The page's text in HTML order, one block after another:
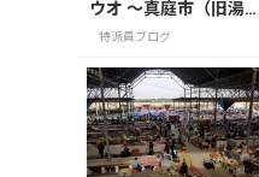
ウオ ～真庭市（旧湯
原町）～
特派員ブログ